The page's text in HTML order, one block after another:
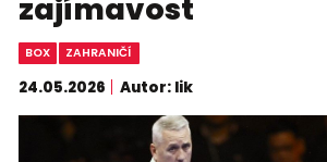
zajímavost
BOX ZAHRANIČÍ
24.05.2026 Autor: lik